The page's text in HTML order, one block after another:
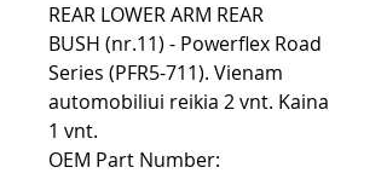
REAR LOWER ARM REAR
BUSH (nr.11) - Powerflex Road
Series (PFR5-711). Vienam
automobiliui reikia 2 vnt. Kaina
1 vnt.
OEM Part Number: